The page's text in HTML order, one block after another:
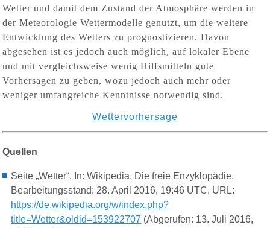
Wetter und damit dem Zustand der Atmosphäre werden in
der Meteorologie Wettermodelle genutzt, um die weitere
Entwicklung des Wetters zu prognostizieren. Davon
abgesehen ist es jedoch auch möglich, auf lokaler Ebene
und mit vergleichsweise wenig Hilfsmitteln gute
Vorhersagen zu geben, wozu jedoch auch mehr oder
weniger umfangreiche Kenntnisse notwendig sind.
Wettervorhersage
Quellen
Seite „Wetter“. In: Wikipedia, Die freie Enzyklopädie.
Bearbeitungsstand: 28. April 2016, 19:46 UTC. URL:
https://de.wikipedia.org/w/index.php?
title=Wetter&oldid=153922707 (Abgerufen: 13. Juli 2016,